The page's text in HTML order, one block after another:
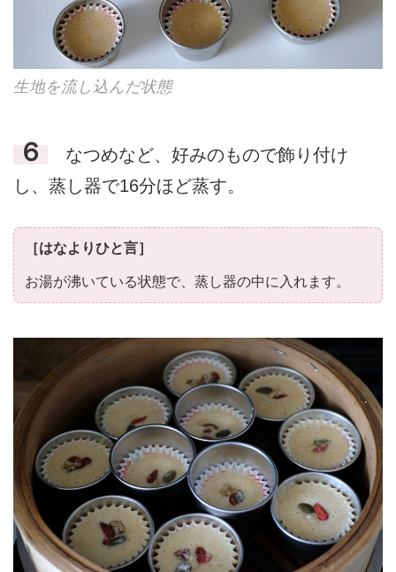
生地を流し込んだ状態
６
なつめなど、好みのもので飾り付け
し、蒸し器で16分ほど蒸す。
［はなよりひと言］
お湯が沸いている状態で、蒸し器の中に入れます。